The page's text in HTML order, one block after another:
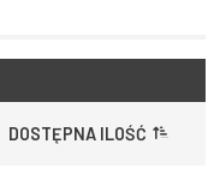
DOSTĘPNA ILOŚĆ